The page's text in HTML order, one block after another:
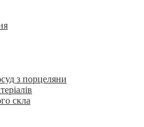
з порцеляни
скла